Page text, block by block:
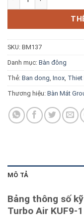
Blog kiến thức
Liên hệ
SKU: BM137
Danh mục: Bàn đông
Thẻ: Ban dong Inox Thiet
Thương hiệu: Bàn Mát
MÔ TẢ
Bảng thông số
Turbo Air KUF9-1